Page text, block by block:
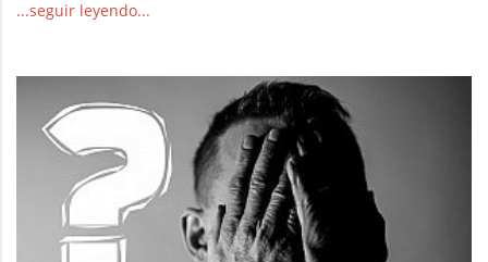
...seguir leyendo...